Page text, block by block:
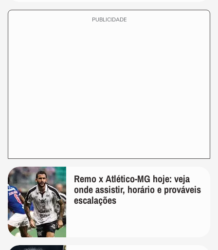
PUBLICIDADE
Remo x Atlético-MG hoje: veja
onde assistir, horário e prováveis
escalações